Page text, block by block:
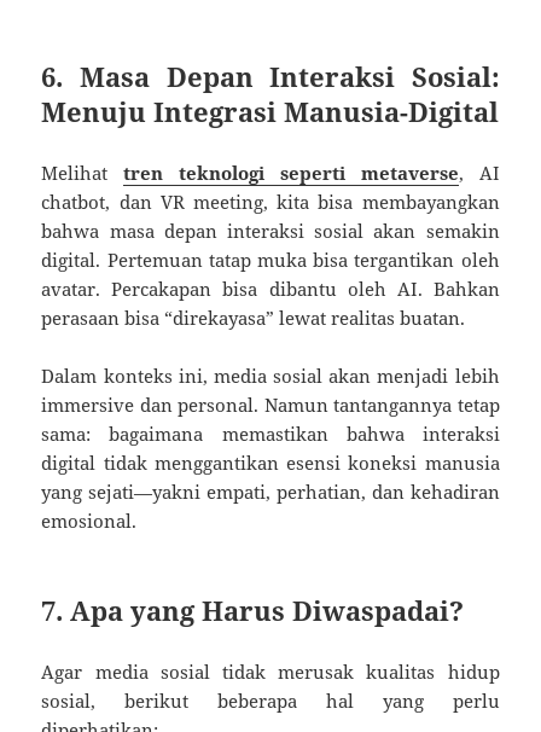
6. Masa Depan Interaksi Sosial:
Menuju Integrasi Manusia-Digital
Melihattren teknologi seperti metaverse, AI
chatbot, dan VR meeting, kita bisa membayangkan
bahwa masa depan interaksi sosial akan semakin
digital. Pertemuan tatap muka bisa tergantikan oleh
avatar. Percakapan bisa dibantu oleh AI. Bahkan
perasaan bisa “direkayasa” lewat realitas buatan.
Dalam konteks ini, media sosial akan menjadi lebih
immersive dan personal. Namun tantangannya tetap
sama: bagaimana memastikan bahwa interaksi
digital tidak menggantikan esensi koneksi manusia
yang sejati—yakni empati, perhatian, dan kehadiran
emosional.
7. Apa yang Harus Diwaspadai?
Agar media sosial tidak merusak kualitas hidup
sosial, berikut beberapa hal yang perlu